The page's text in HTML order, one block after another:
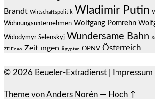
Brandt Wirtschaftspolitik Wladimir Putin
Wohnungsunternehmen Wolfgang Pomrehn
Wolodymyr Selenskyj Wundersame Bahn
ZDFneo Zeitungen Ägypten ÖPNV Österreich
© 2026 Beueler-Extradienst Impressum
Theme vonAnders Norén — Hoch ↑